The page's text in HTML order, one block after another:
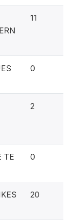
11
0
2
TE
0
20